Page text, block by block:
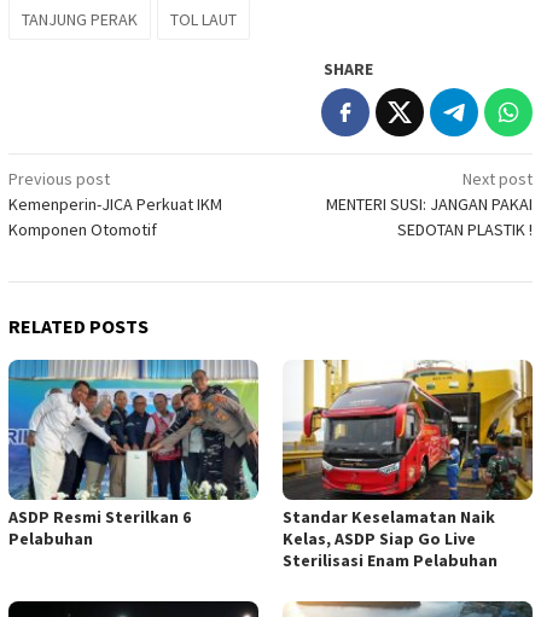
TANJUNG PERAK TOL LAUT
SHARE
Post
navigation
Previous post
Kemenperin-JICA Perkuat IKM
Komponen Otomotif
Next post
MENTERI SUSI: JANGAN PAKAI
SEDOTAN PLASTIK !
RELATED POSTS
ASDP Resmi Sterilkan 6
Pelabuhan
Standar Keselamatan Naik
Kelas, ASDP Siap Go Live
Sterilisasi Enam Pelabuhan